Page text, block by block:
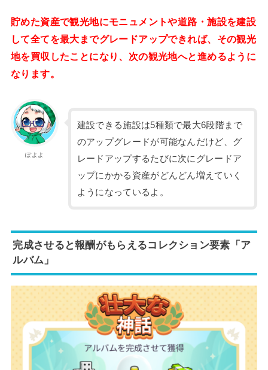
貯めた資産で観光地にモニュメントや道路・施設を建設
して全てを最大までグレードアップできれば、その観光
地を買収したことになり、次の観光地へと進めるように
なります。
ぽよよ
建設できる施設は5種類で最大6段階まで
のアップグレードが可能なんだけど、グ
レードアップするたびに次にグレードア
ップにかかる資産がどんどん増えていく
ようになっているよ。
完成させると報酬がもらえるコレクション要素「ア
ルバム」